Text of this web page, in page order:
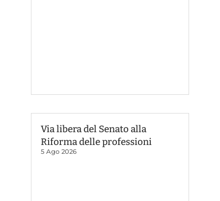
Via libera del Senato alla
Riforma delle professioni
5 Ago 2026